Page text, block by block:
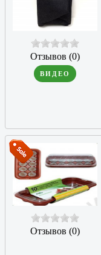
Отзывов (0)
ВИДЕО
Отзывов (0)